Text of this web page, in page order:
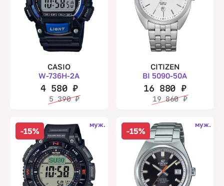
CASIO
W-736H-2A
4 580 ₽
5 390₽
CITIZEN
BI 5090-50A
16 880 ₽
19 860₽
-15%
муж.
-15%
муж.